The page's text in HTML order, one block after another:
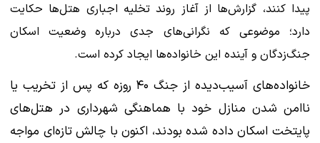
پیدا کنند، گزارش‌ها از آغاز روند تخلیه اجباری هتل‌ها حکایت
دارد؛ موضوعی که نگرانی‌های جدی درباره وضعیت اسکان
جنگ‌زدگان و آینده این خانواده‌ها ایجاد کرده است.
خانواده‌های آسیب‌دیده از جنگ ۴۰ روزه که پس از تخریب یا
ناامن شدن منازل خود با هماهنگی شهرداری در هتل‌های
پایتخت اسکان داده شده بودند، اکنون با چالش تازه‌ای مواجه